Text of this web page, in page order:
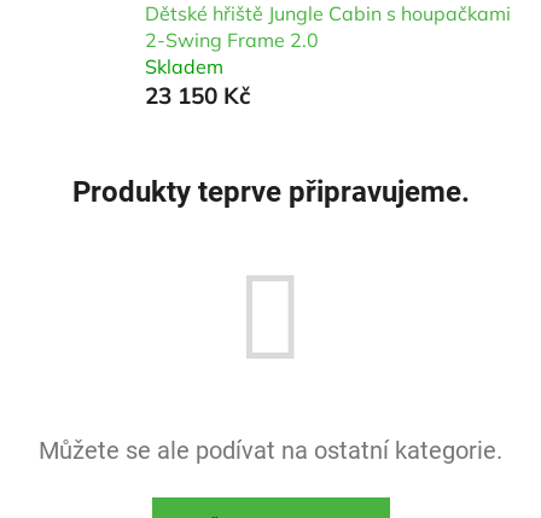
Dětské hřiště Jungle Cabin s houpačkami
2-Swing Frame 2.0
Skladem
23 150 Kč
Produkty teprve připravujeme.
Můžete se ale podívat na ostatní kategorie.